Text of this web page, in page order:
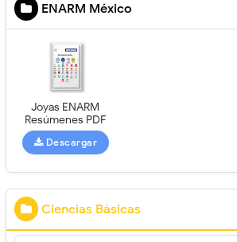
ENARM México
Joyas ENARM
Resúmenes PDF
Descargar
Ciencias Básicas